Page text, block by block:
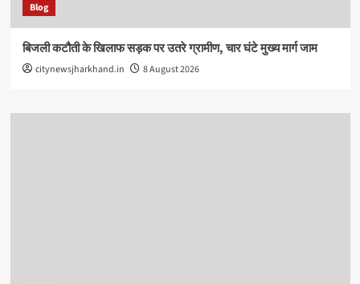
Blog
बिजली कटौती के खिलाफ सड़क पर उतरे ग्रामीण, चार घंटे मुख्य मार्ग जाम
citynewsjharkhand.in 8 August 2026